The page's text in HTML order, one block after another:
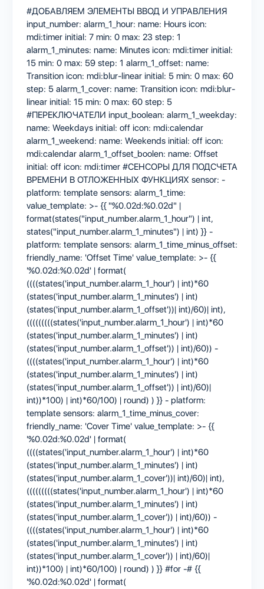
#ДОБАВЛЯЕМ ЭЛЕМЕНТЫ ВВОД И УПРАВЛЕНИЯ
input_number: alarm_1_hour: name: Hours icon:
mdi:timer initial: 7 min: 0 max: 23 step: 1
alarm_1_minutes: name: Minutes icon: mdi:timer initial:
15 min: 0 max: 59 step: 1 alarm_1_offset: name:
Transition icon: mdi:blur-linear initial: 5 min: 0 max: 60
step: 5 alarm_1_cover: name: Transition icon: mdi:blur-
linear initial: 15 min: 0 max: 60 step: 5
#ПЕРЕКЛЮЧАТЕЛИ input_boolean: alarm_1_weekday:
name: Weekdays initial: off icon: mdi:calendar
alarm_1_weekend: name: Weekends initial: off icon:
mdi:calendar alarm_1_offset_boolen: name: Offset
initial: off icon: mdi:timer #СЕНСОРЫ ДЛЯ ПОДСЧЕТА
ВРЕМЕНИ В ОТЛОЖЕННЫХ ФУНКЦИЯХ sensor: -
platform: template sensors: alarm_1_time:
value_template: >- {{ "%0.02d:%0.02d" |
format(states("input_number.alarm_1_hour") | int,
states("input_number.alarm_1_minutes") | int) }} -
platform: template sensors: alarm_1_time_minus_offset:
friendly_name: 'Offset Time' value_template: >- {{
'%0.02d:%0.02d' | format(
((((states('input_number.alarm_1_hour') | int)*60
(states('input_number.alarm_1_minutes') | int)
(states('input_number.alarm_1_offset'))| int)/60)| int),
(((((((((states('input_number.alarm_1_hour') | int)*60
(states('input_number.alarm_1_minutes') | int)
(states('input_number.alarm_1_offset')) | int)/60)) -
((((states('input_number.alarm_1_hour') | int)*60
(states('input_number.alarm_1_minutes') | int)
(states('input_number.alarm_1_offset')) | int)/60)|
int))*100) | int)*60/100) | round) ) }} - platform:
template sensors: alarm_1_time_minus_cover:
friendly_name: 'Cover Time' value_template: >- {{
'%0.02d:%0.02d' | format(
((((states('input_number.alarm_1_hour') | int)*60
(states('input_number.alarm_1_minutes') | int)
(states('input_number.alarm_1_cover'))| int)/60)| int),
(((((((((states('input_number.alarm_1_hour') | int)*60
(states('input_number.alarm_1_minutes') | int)
(states('input_number.alarm_1_cover')) | int)/60)) -
((((states('input_number.alarm_1_hour') | int)*60
(states('input_number.alarm_1_minutes') | int)
(states('input_number.alarm_1_cover')) | int)/60)|
int))*100) | int)*60/100) | round) ) }} #for -# {{
'%0.02d:%0.02d' | format(